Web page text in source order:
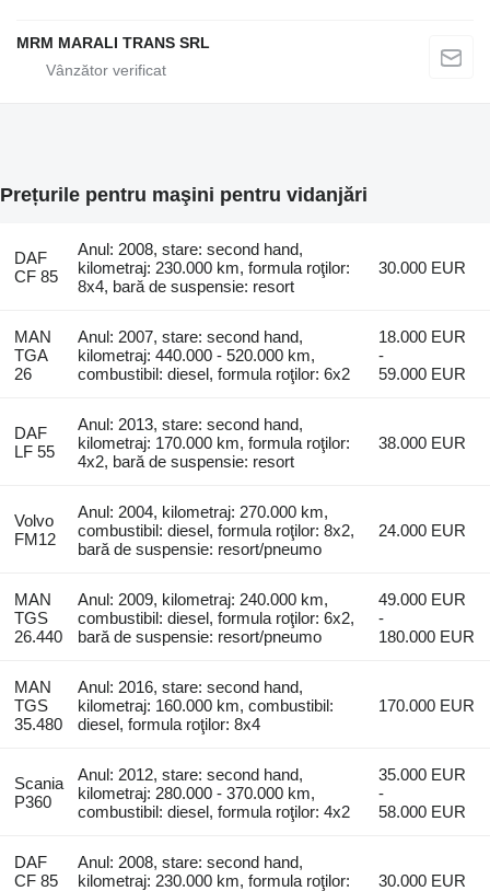
MRM MARALI TRANS SRL
Prețurile pentru maşini pentru vidanjări
DAF
CF 85
Anul: 2008, stare: second hand,
kilometraj: 230.000 km, formula roţilor:
8x4, bară de suspensie: resort
30.000 EUR
MAN
TGA
26
Anul: 2007, stare: second hand,
kilometraj: 440.000 - 520.000 km,
combustibil: diesel, formula roţilor: 6x2
18.000 EUR
-
59.000 EUR
DAF
LF 55
Anul: 2013, stare: second hand,
kilometraj: 170.000 km, formula roţilor:
4x2, bară de suspensie: resort
38.000 EUR
Volvo
FM12
Anul: 2004, kilometraj: 270.000 km,
combustibil: diesel, formula roţilor: 8x2,
bară de suspensie: resort/pneumo
24.000 EUR
MAN
TGS
26.440
Anul: 2009, kilometraj: 240.000 km,
combustibil: diesel, formula roţilor: 6x2,
bară de suspensie: resort/pneumo
49.000 EUR
-
180.000 EUR
MAN
TGS
35.480
Anul: 2016, stare: second hand,
kilometraj: 160.000 km, combustibil:
diesel, formula roţilor: 8x4
170.000 EUR
Scania
P360
Anul: 2012, stare: second hand,
kilometraj: 280.000 - 370.000 km,
combustibil: diesel, formula roţilor: 4x2
35.000 EUR
-
58.000 EUR
DAF
CF 85
Anul: 2008, stare: second hand,
kilometraj: 230.000 km, formula roţilor:
30.000 EUR